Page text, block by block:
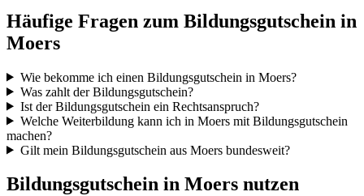
Häufige Fragen zum Bildungsgutschein in
Moers
Wie bekomme ich einen Bildungsgutschein in Moers?
Was zahlt der Bildungsgutschein?
Ist der Bildungsgutschein ein Rechtsanspruch?
Welche Weiterbildung kann ich in Moers mit Bildungsgutschein
machen?
Gilt mein Bildungsgutschein aus Moers bundesweit?
Bildungsgutschein in Moers nutzen